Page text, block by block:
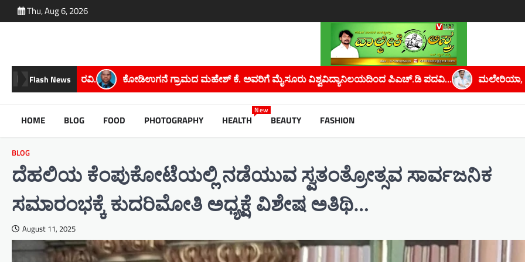
to
Thu, Aug 6, 2026
Flash News
ಮಹೇಶ್ ಕೆ. ಅವರಿಗೆ ಮೈಸೂರು ವಿಶ್ವವಿದ್ಯಾನಿಲಯದಿಂದ ಪಿಎಚ್.ಡಿ ಪದವಿ… ಮಲೇರಿಯಾ, ಡೆಂಗ್ಯೂ ಮತ್ತು ಚಿಕೂನ್ ಗುನ್ಯ ಖಾಯಿಲೆಗಳನ್ನು
HOME BLOG FOOD PHOTOGRAPHY HEALTH
New
BEAUTY FASHION
BLOG
ದೆಹಲಿಯ ಕೆಂಪುಕೋಟೆಯಲ್ಲಿ ನಡೆಯುವ ಸ್ವತಂತ್ರೋತ್ಸವ ಸಾರ್ವಜನಿಕ
ಸಮಾರಂಭಕ್ಕೆ ಕುದರಿಮೋತಿ ಅಧ್ಯಕ್ಷೆ ವಿಶೇಷ ಅತಿಥಿ…
August 11, 2025